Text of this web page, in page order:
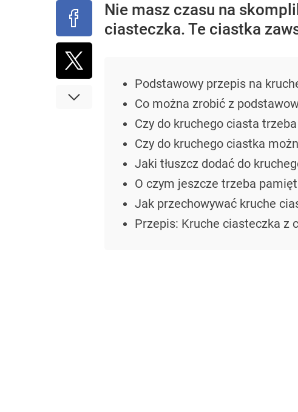
Nie masz czasu na
ciasteczka. Te ciastka
Podstawowy przepis na
Co można zrobić z
Czy do kruchego ciasta
Czy do kruchego ciastka
Jaki tłuszcz dodać do
O czym jeszcze trzeba
Jak przechowywać kruche
Przepis: Kruche ciasteczka z